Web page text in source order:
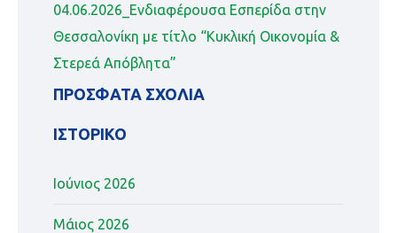
04.06.2026_Ενδιαφέρουσα Εσπερίδα στην
Θεσσαλονίκη με τίτλο “Κυκλική Οικονομία &
Στερεά Απόβλητα”
ΠΡΌΣΦΑΤΑ ΣΧΌΛΙΑ
ΙΣΤΟΡΙΚΌ
Ιούνιος 2026
Μάιος 2026